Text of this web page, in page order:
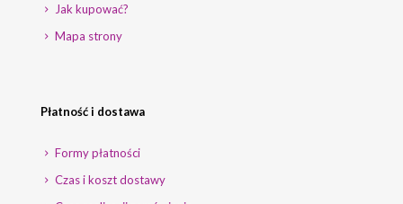
Jak kupować?
Mapa strony
Płatność i dostawa
Formy płatności
Czas i koszt dostawy